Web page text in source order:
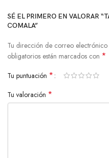
SÉ EL PRIMERO EN VALORAR
COMALA”
Tu dirección de correo electrónico
obligatorios están marcados con *
Tu puntuación *
Tu valoración *